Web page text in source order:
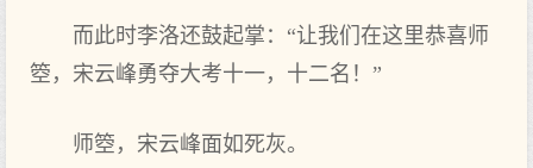
而此时李洛还鼓起掌：“让我们在这里恭喜师
箜，宋云峰勇夺大考十一，十二名！”
师箜，宋云峰面如死灰。